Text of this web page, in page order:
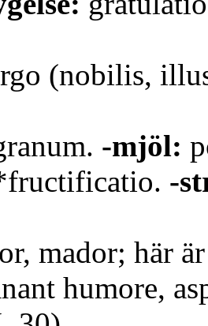
(nobilis,
-mjöl:
-
mador; här
humore,